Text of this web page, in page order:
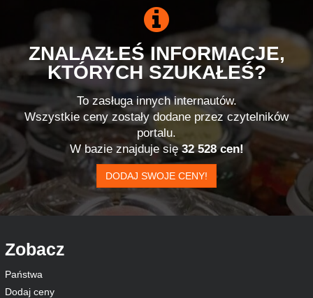
ZNALAZŁEŚ INFORMACJE,
KTÓRYCH SZUKAŁEŚ?
To zasługa innych internautów.
Wszystkie ceny zostały dodane przez czytelników
portalu.
W bazie znajduje się32 528 cen!
DODAJ SWOJE CENY!
Zobacz
Państwa
Dodaj ceny